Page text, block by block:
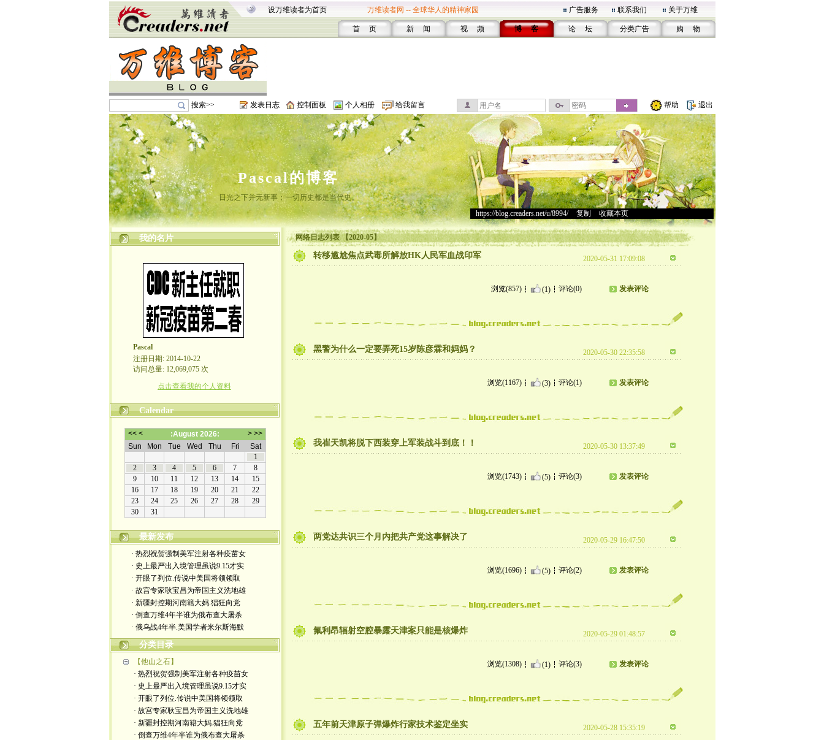
设万维读者为首页 万维读者网 -- 全球华人的精神家园 广告服务 联系我们 关于万维
首 页 新 闻 视 频 博 客 论 坛 分类广告 购 物
搜索>> 发表日志 控制面板 个人相册 给我留言 帮助 退出
Pascal的博客
日光之下并无新事；一切历史都是当代史。
https://blog.creaders.net/u/8994/> 复制 收藏本页
我的名片
Pascal
注册日期: 2014-10-22
访问总量: 12,069,075 次
点击查看我的个人资料
Calendar
最新发布
· 热烈祝贺强制美军注射各种疫苗女
· 史上最严出入境管理虽说9.15才实
· 开眼了列位.传说中美国将领领取
· 故宫专家耿宝昌为帝国主义洗地雄
· 新疆封控期河南籍大妈.猖狂向党
· 倒查万维4年半谁为俄布查大屠杀
· 俄乌战4年半.美国学者米尔斯海默
分类目录
【他山之石】
· 热烈祝贺强制美军注射各种疫苗女
· 史上最严出入境管理虽说9.15才实
· 开眼了列位.传说中美国将领领取
· 故宫专家耿宝昌为帝国主义洗地雄
· 新疆封控期河南籍大妈.猖狂向党
· 倒查万维4年半谁为俄布查大屠杀
网络日志列表 【2020-05】
转移尴尬焦点武毒所解放HK人民军血战印军 2020-05-31 17:09:08
浏览(857) (1) 评论(0) 发表评论
黑警为什么一定要弄死15岁陈彦霖和妈妈？ 2020-05-30 22:35:58
浏览(1167) (3) 评论(1) 发表评论
我崔天凯将脱下西装穿上军装战斗到底！！ 2020-05-30 13:37:49
浏览(1743) (5) 评论(3) 发表评论
两党达共识三个月内把共产党这事解决了 2020-05-29 16:47:50
浏览(1696) (5) 评论(2) 发表评论
氟利昂辐射空腔暴露天津案只能是核爆炸 2020-05-29 01:48:57
浏览(1308) (1) 评论(3) 发表评论
五年前天津原子弹爆炸行家技术鉴定坐实 2020-05-28 15:35:19